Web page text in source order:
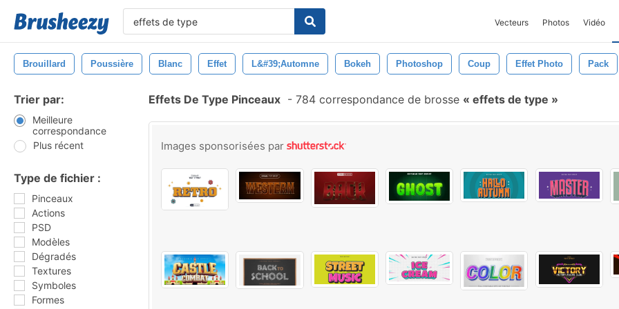
Vecteurs Photos Vidéo
Brouillard Poussière Blanc Effet L&#39;automne Bokeh Photoshop Coup Effet Photo Pack
Trier par:
Meilleure
correspondance
Plus récent
Type de fichier :
Pinceaux
Actions
PSD
Modèles
Dégradés
Textures
Symboles
Formes
Effets De Type Pinceaux - 784 correspondance de brosse effets de type
Images sponsorisées par